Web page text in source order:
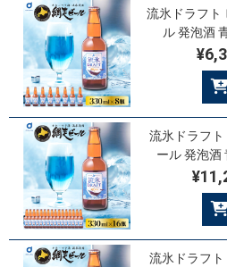
流氷ドラフト
ル 発泡酒
流氷ドラフ
ール 発泡酒
流氷ドラフ